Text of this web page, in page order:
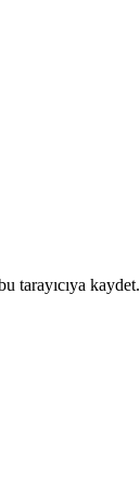
tarayıcıya kaydet.